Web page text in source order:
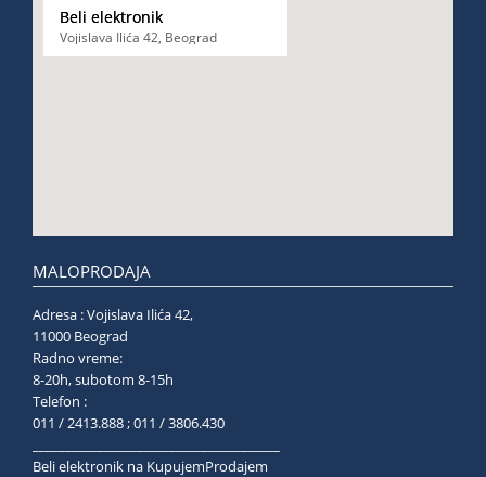
Beli elektronik
Vojislava Ilića 42, Beograd
MALOPRODAJA
Adresa : Vojislava Ilića 42,
11000 Beograd
Radno vreme:
8-20h, subotom 8-15h
Telefon :
011 / 2413.888 ; 011 / 3806.430
Beli elektronik na KupujemProdajem